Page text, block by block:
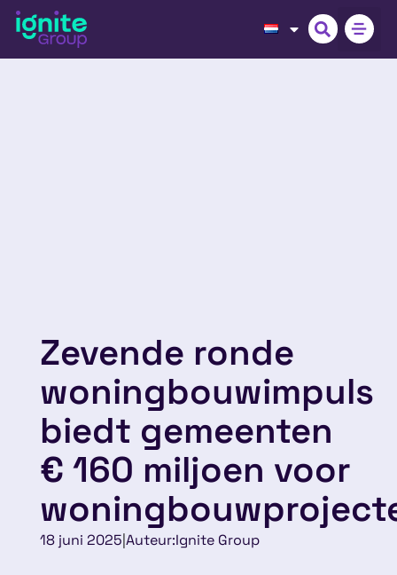
Zevende ronde
woningbouwimpuls
biedt gemeenten
€ 160 miljoen voor
18 juni 2025 Auteur:Ignite Group